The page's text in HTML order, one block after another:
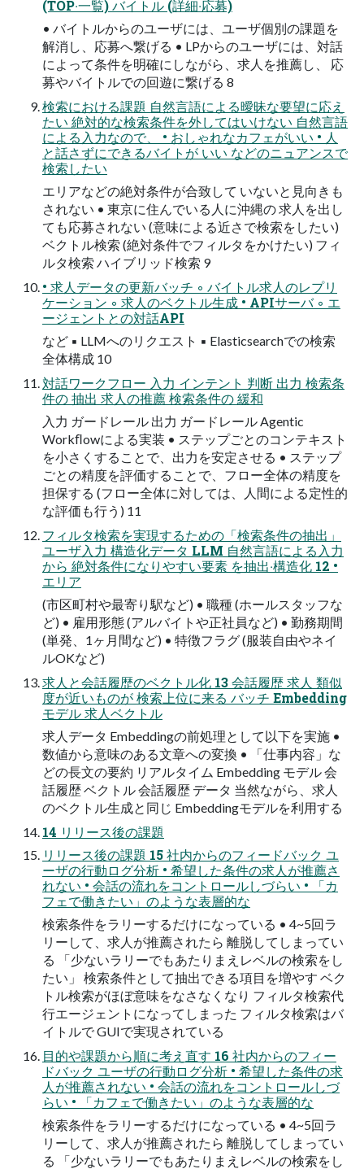
(TOP‧⼀覧) バイトル (詳細‧応募)
• バイトルからのユーザには、ユーザ個別の課題を
解消し、応募へ繋げる • LPからのユーザには、対話
によって条件を明確にしながら、求⼈を推薦し、 応
募やバイトルでの回遊に繋げる 8
検索における課題 ⾃然⾔語による曖昧な要望に応え
たい 絶対的な検索条件を外してはいけない ⾃然⾔語
による⼊⼒なので、 • おしゃれなカフェがいい • ⼈
と話さずにできるバイトが いい などのニュアンスで
検索したい
エリアなどの絶対条件が合致して いないと⾒向きも
されない • 東京に住んでいる⼈に沖縄の 求⼈を出し
ても応募されない (意味による近さで検索をしたい)
ベクトル検索 (絶対条件でフィルタをかけたい) フィ
ルタ検索 ハイブリッド検索 9
• 求⼈データの更新バッチ ◦ バイトル求⼈のレプリ
ケーション ◦ 求⼈のベクトル⽣成 • APIサーバ ◦ エ
ージェントとの対話API
など ▪ LLMへのリクエスト ▪ Elasticsearchでの検索
全体構成 10
対話ワークフロー ⼊⼒ インテント 判断 出⼒ 検索条
件の 抽出 求⼈の推薦 検索条件の 緩和
⼊⼒ ガードレール 出⼒ ガードレール Agentic
Workﬂowによる実装 • ステップごとのコンテキスト
を⼩さくすることで、出⼒を安定させる • ステップ
ごとの精度を評価することで、フロー全体の精度を
担保する (フロー全体に対しては、⼈間による定性的
な評価も⾏う) 11
フィルタ検索を実現するための「検索条件の抽出」
ユーザ入力 構造化データ LLM ⾃然⾔語による⼊⼒
から 絶対条件になりやすい要素 を抽出‧構造化 12 •
エリア
(市区町村や最寄り駅など) • 職種 (ホールスタッフな
ど) • 雇⽤形態 (アルバイトや正社員など) • 勤務期間
(単発、1ヶ⽉間など) • 特徴フラグ (服装⾃由やネイ
ルOKなど)
求⼈と会話履歴のベクトル化 13 会話履歴 求⼈ 類似
度が近いものが 検索上位に来る バッチ Embedding
モデル 求⼈ベクトル
求⼈データ Embeddingの前処理として以下を実施 •
数値から意味のある⽂章への変換 • 「仕事内容」な
どの⻑⽂の要約 リアルタイム Embedding モデル 会
話履歴 ベクトル 会話履歴 データ 当然ながら、求⼈
のベクトル⽣成と同じ Embeddingモデルを利⽤する
14 リリース後の課題
リリース後の課題 15 社内からのフィードバック ユ
ーザの⾏動ログ分析 • 希望した条件の求⼈が推薦さ
れない • 会話の流れをコントロールしづらい • 「カ
フェで働きたい」のような表層的な
検索条件をラリーするだけになっている • 4~5回ラ
リーして、求⼈が推薦されたら 離脱してしまってい
る 「少ないラリーでもあたりまえレベルの検索をし
たい」 検索条件として抽出できる項⽬を増やす ベク
トル検索がほぼ意味をなさなくなり フィルタ検索代
⾏エージェントになってしまった フィルタ検索はバ
イトルで GUIで実現されている
⽬的や課題から順に考え直す 16 社内からのフィー
ドバック ユーザの⾏動ログ分析 • 希望した条件の求
⼈が推薦されない • 会話の流れをコントロールしづ
らい • 「カフェで働きたい」のような表層的な
検索条件をラリーするだけになっている • 4~5回ラ
リーして、求⼈が推薦されたら 離脱してしまってい
る 「少ないラリーでもあたりまえレベルの検索をし